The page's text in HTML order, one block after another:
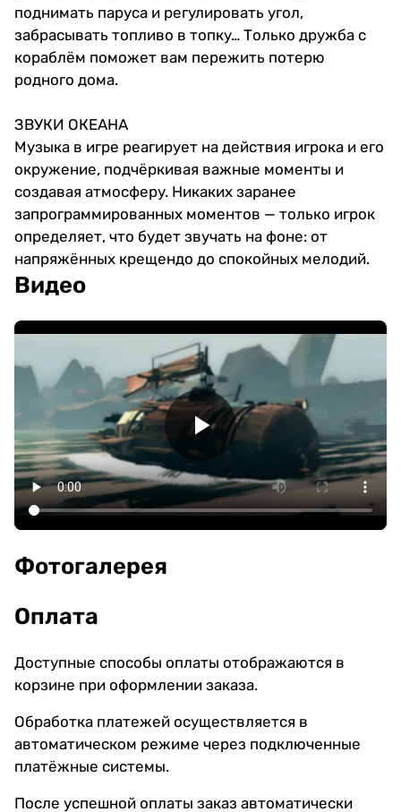
поднимать паруса и регулировать угол,
забрасывать топливо в топку… Только дружба с
кораблём поможет вам пережить потерю
родного дома.
ЗВУКИ ОКЕАНА
Музыка в игре реагирует на действия игрока и его
окружение, подчёркивая важные моменты и
создавая атмосферу. Никаких заранее
запрограммированных моментов — только игрок
определяет, что будет звучать на фоне: от
напряжённых крещендо до спокойных мелодий.
Видео
Фотогалерея
Оплата
Доступные способы оплаты отображаются в
корзине при оформлении заказа.
Обработка платежей осуществляется в
автоматическом режиме через подключенные
платёжные системы.
После успешной оплаты заказ автоматически